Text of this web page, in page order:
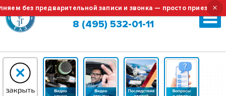
без предварительной записи и звонка — просто приезжайте!
×
Москва (сменить город?)
8 (495) 532-01-11